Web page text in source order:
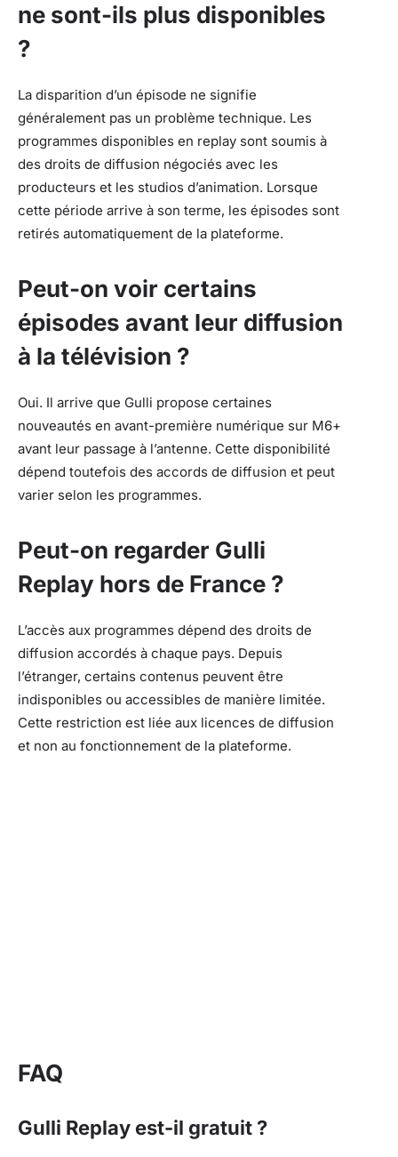
ne sont-ils plus disponibles
?
La disparition d’un épisode ne signifie
généralement pas un problème technique. Les
programmes disponibles en replay sont soumis à
des droits de diffusion négociés avec les
producteurs et les studios d’animation. Lorsque
cette période arrive à son terme, les épisodes sont
retirés automatiquement de la plateforme.
Peut-on voir certains
épisodes avant leur diffusion
à la télévision ?
Oui. Il arrive que Gulli propose certaines
nouveautés en avant-première numérique sur M6+
avant leur passage à l’antenne. Cette disponibilité
dépend toutefois des accords de diffusion et peut
varier selon les programmes.
Peut-on regarder Gulli
Replay hors de France ?
L’accès aux programmes dépend des droits de
diffusion accordés à chaque pays. Depuis
l’étranger, certains contenus peuvent être
indisponibles ou accessibles de manière limitée.
Cette restriction est liée aux licences de diffusion
et non au fonctionnement de la plateforme.
FAQ
Gulli Replay est-il gratuit ?